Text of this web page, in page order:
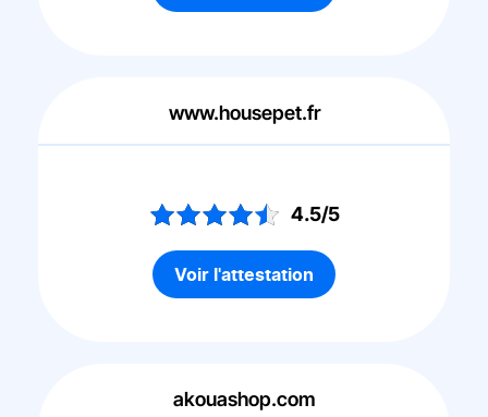
www.housepet.fr
4.5/5
Voir l'attestation
akouashop.com